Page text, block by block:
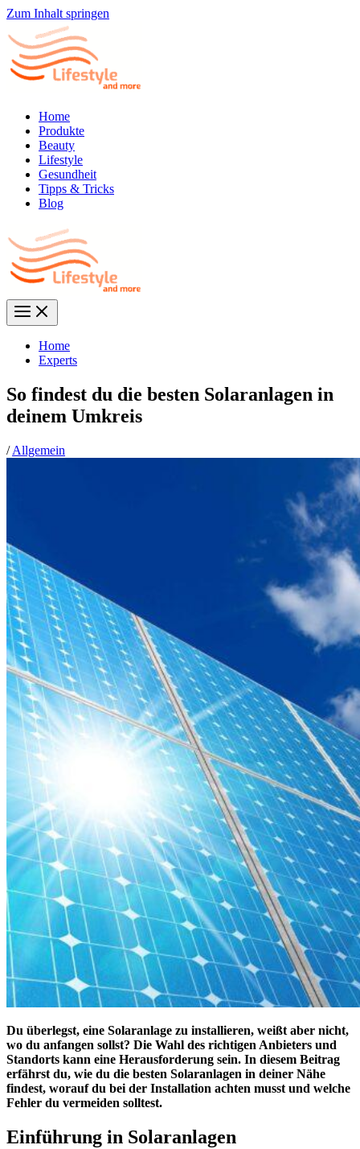
Zum Inhalt springen
Home
Produkte
Beauty
Lifestyle
Gesundheit
Tipps & Tricks
Blog
Home
Experts
So findest du die besten Solaranlagen in
deinem Umkreis
/Allgemein
Du überlegst, eine Solaranlage zu installieren, weißt aber nicht,
wo du anfangen sollst? Die Wahl des richtigen Anbieters und
Standorts kann eine Herausforderung sein. In diesem Beitrag
erfährst du, wie du die besten Solaranlagen in deiner Nähe
findest, worauf du bei der Installation achten musst und welche
Fehler du vermeiden solltest.
Einführung in Solaranlagen